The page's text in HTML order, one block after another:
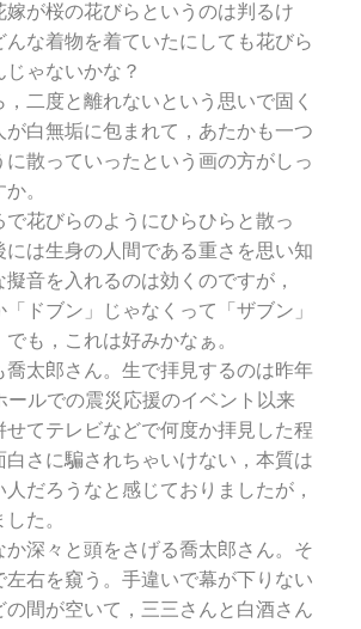
嫁が桜の花びらというのは判るけ
んな着物を着ていたにしても花びら
ゃないかな？
二度と離れないという思いで固く
が白無垢に包まれて，あたかも一つ
に散っていったという画の方がしっ
。
花びらのようにひらひらと散っ
には生身の人間である重さを思い知
擬音を入れるのは効くのですが，
「ドブン」じゃなくって「ザブン」
でも，これは好みかなぁ。
太郎さん。生で拝見するのは昨年
ールでの震災応援のイベント以来
せてテレビなどで何度か拝見した程
白さに騙されちゃいけない，本質は
だろうなと感じておりましたが，
た。
深々と頭をさげる喬太郎さん。そ
左右を窺う。手違いで幕が下りない
の間が空いて，三三さんと白酒さん